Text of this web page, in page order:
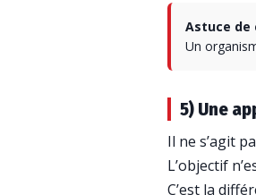
Astuce de
Un
5) Une
Il ne s’agit
L’objectif
C’est la